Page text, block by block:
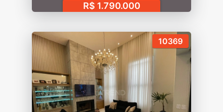
R$ 1.790.000
10369